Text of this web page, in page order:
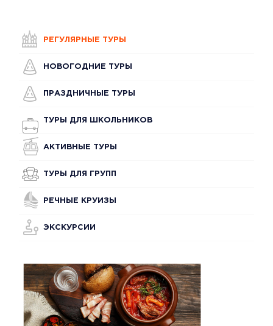
РЕГУЛЯРНЫЕ ТУРЫ
НОВОГОДНИЕ ТУРЫ
ПРАЗДНИЧНЫЕ ТУРЫ
ТУРЫ ДЛЯ ШКОЛЬНИКОВ
АКТИВНЫЕ ТУРЫ
ТУРЫ ДЛЯ ГРУПП
РЕЧНЫЕ КРУИЗЫ
ЭКСКУРСИИ